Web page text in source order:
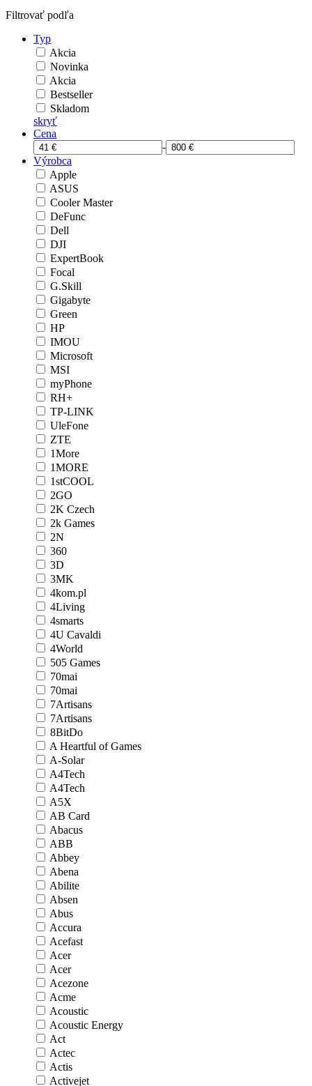
Filtrovať podľa
Typ
Akcia
Novinka
Akcia
Bestseller
Skladom
skryť
Cena
-
Výrobca
Apple
ASUS
Cooler Master
DeFunc
Dell
DJI
ExpertBook
Focal
G.Skill
Gigabyte
Green
HP
IMOU
Microsoft
MSI
myPhone
RH+
TP-LINK
UleFone
ZTE
1More
1MORE
1stCOOL
2GO
2K Czech
2k Games
2N
360
3D
3MK
4kom.pl
4Living
4smarts
4U Cavaldi
4World
505 Games
70mai
70mai
7Artisans
7Artisans
8BitDo
A Heartful of Games
A-Solar
A4Tech
A4Tech
A5X
AB Card
Abacus
ABB
Abbey
Abena
Abilite
Absen
Abus
Accura
Acefast
Acer
Acer
Acezone
Acme
Acoustic
Acoustic Energy
Act
Actec
Actis
Activejet